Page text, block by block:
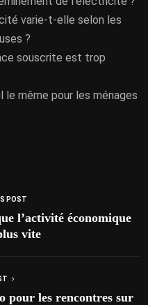
varie-t-elle selon les
?
souscrite est trop
le même pour les ménages
POST
l’activité économique
vite
pour les rencontres sur